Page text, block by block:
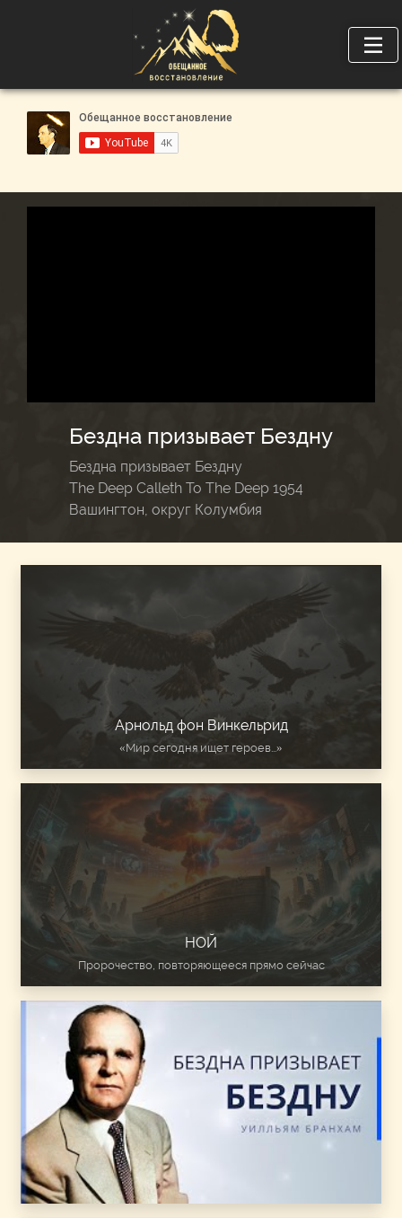
Бездна призывает Бездну
Бездна призывает Бездну
The Deep Calleth To The Deep 1954
Вашингтон, округ Колумбия
Арнольд фон Винкельрид
«Мир сегодня ищет героев...»
НОЙ
Пророчество, повторяющееся прямо сейчас
The Deep Calleth To The Deep